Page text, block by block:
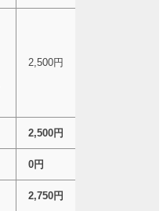
2,500円
2,500円
0円
2,750円